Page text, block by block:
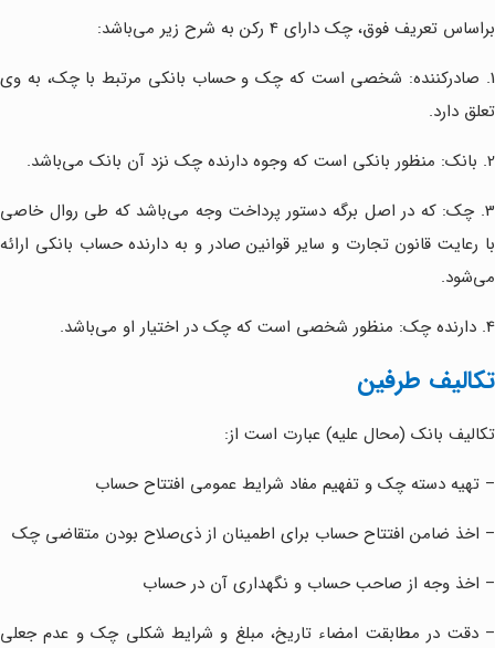
براساس تعریف فوق، چک دارای 4 رکن به شرح زیر می‌باشد:
1. صادرکننده: شخصی است که چک و حساب بانکی مرتبط با چک، به وی
تعلق دارد.
2. بانک: منظور بانکی است که وجوه دارنده چک نزد آن بانک می‌باشد.
3. چک: که در اصل برگه دستور پرداخت وجه می‌باشد که طی روال خاصی
با رعایت قانون تجارت و سایر قوانین صادر و به دارنده حساب بانکی ارائه
می‌شود.
4. دارنده چک: منظور شخصی است که چک در اختیار او می‌باشد.
تکالیف طرفین
تکالیف بانک (محال علیه) عبارت است از:
– تهیه دسته چک و تفهیم مفاد شرایط عمومی افتتاح حساب
– اخذ ضامن افتتاح حساب برای اطمینان از ذی‌صلاح بودن متقاضی چک
– اخذ وجه از صاحب حساب و نگهداری آن در حساب
– دقت در مطابقت امضاء تاریخ، مبلغ و شرایط شکلی چک و عدم جعلی